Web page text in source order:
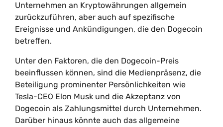
Unternehmen an Kryptowährungen allgemein
zurückzuführen, aber auch auf spezifische
Ereignisse und Ankündigungen, die den Dogecoin
betreffen.
Unter den Faktoren, die den Dogecoin-Preis
beeinflussen können, sind die Medienpräsenz, die
Beteiligung prominenter Persönlichkeiten wie
Tesla-CEO Elon Musk und die Akzeptanz von
Dogecoin als Zahlungsmittel durch Unternehmen.
Darüber hinaus könnte auch das allgemeine